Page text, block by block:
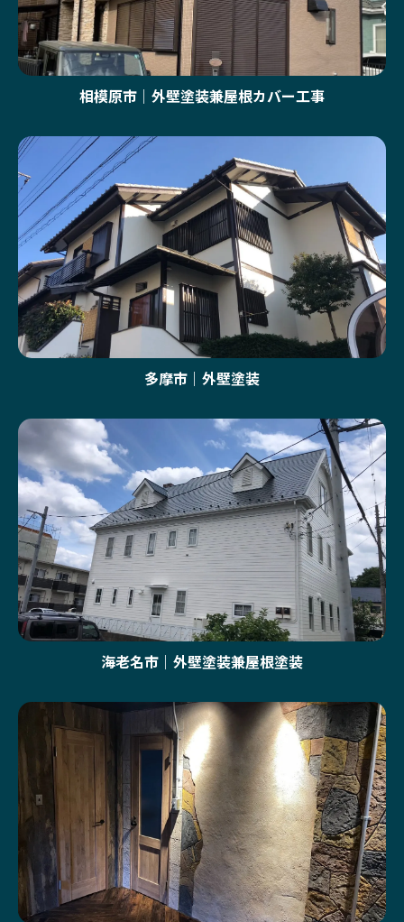
相模原市｜外壁塗装兼屋根カバー工事
多摩市｜外壁塗装
海老名市｜外壁塗装兼屋根塗装